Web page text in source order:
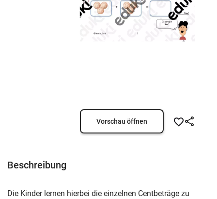
Vorschau öffnen
Beschreibung
Die Kinder lernen hierbei die einzelnen Centbeträge zu